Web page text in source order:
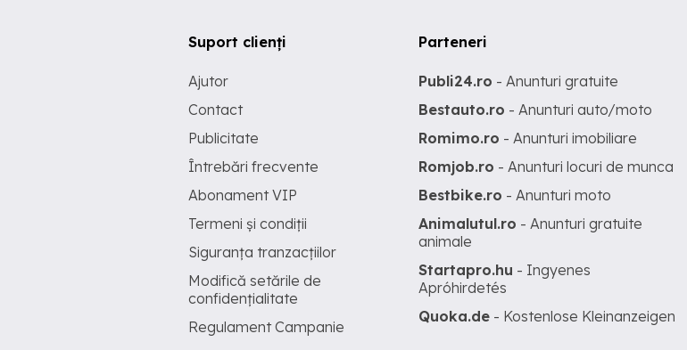
Suport clienți
Ajutor
Contact
Publicitate
Întrebări frecvente
Abonament VIP
Termeni și condiții
Siguranța tranzacțiilor
Modifică setările de
confidențialitate
Regulament Campanie
Parteneri
Publi24.ro - Anunturi gratuite
Bestauto.ro - Anunturi auto/moto
Romimo.ro - Anunturi imobiliare
Romjob.ro - Anunturi locuri de munca
Bestbike.ro - Anunturi moto
Animalutul.ro - Anunturi gratuite
animale
Startapro.hu - Ingyenes
Apróhirdetés
Quoka.de - Kostenlose Kleinanzeigen